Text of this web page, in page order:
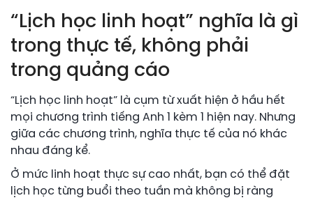
“Lịch học linh hoạt” nghĩa là gì
trong thực tế, không phải
trong quảng cáo
“Lịch học linh hoạt” là cụm từ xuất hiện ở hầu hết
mọi chương trình tiếng Anh 1 kèm 1 hiện nay. Nhưng
giữa các chương trình, nghĩa thực tế của nó khác
nhau đáng kể.
Ở mức linh hoạt thực sự cao nhất, bạn có thể đặt
lịch học từng buổi theo tuần mà không bị ràng